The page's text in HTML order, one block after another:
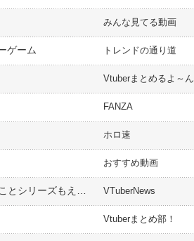
みんな見てる動画
ゲーム トレンドの通り道
Vtuberまとめるよ～ん
FANZA
ホロ速
おすすめ動画
VTuberNews
Vtuberまとめ部！